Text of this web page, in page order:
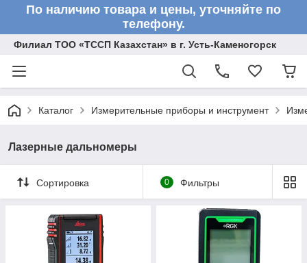
По наличию товара и цены, уточняйте по
телефону.
Филиал ТОО «ТССП Казахстан» в г. Усть-Каменогорск
Каталог Измерительные приборы и инструмент
Лазерные дальномеры
Сортировка 0 Фильтры